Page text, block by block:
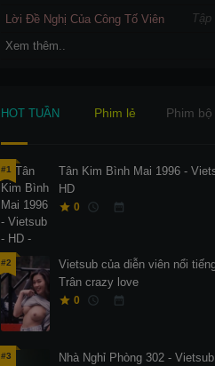
Lời Đề Nghị Của Công Tố Viên Tập
Xem thêm..
HOT TUẦN Phim lẻ Phim bộ
#1
Tân Kim Bình Mai 1996 -
HD
0
#2
Vietsub của diễn viên nổi
Trân crazy love
0
#3 Nhà Nghỉ Phòng 302 -